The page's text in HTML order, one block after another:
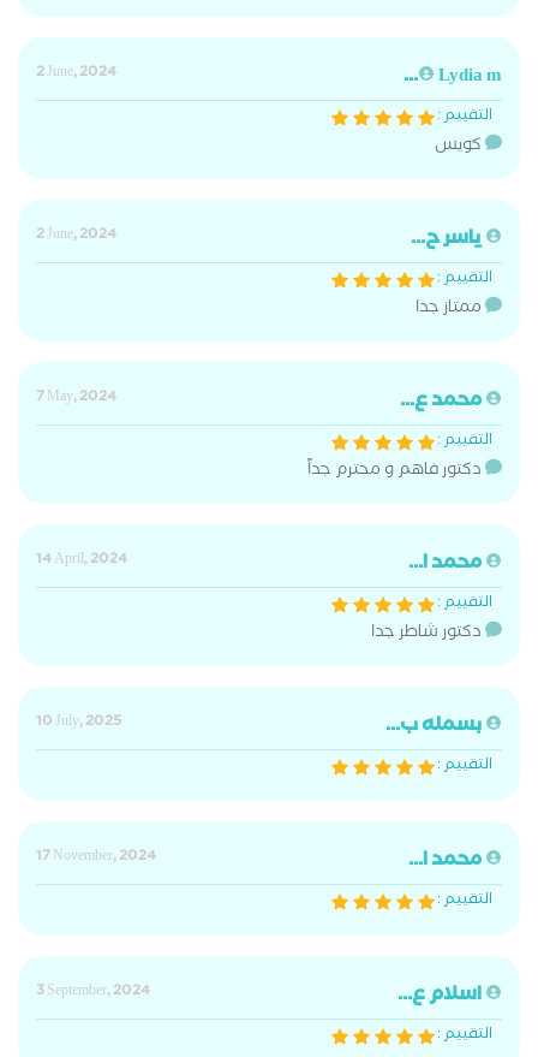
Lydia m...
2 June, 2024
التقييم :
كويس
ياسر ح...
2 June, 2024
التقييم :
ممتاز جدا
محمد ع...
7 May, 2024
التقييم :
دكتور فاهم و محترم جداً
محمد ا...
14 April, 2024
التقييم :
دكتور شاطر جدا
بسمله ب...
10 July, 2025
التقييم :
محمد ا...
17 November, 2024
التقييم :
اسلام ع...
3 September, 2024
التقييم :